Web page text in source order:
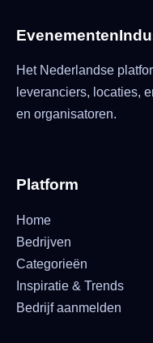
Het Nederlandse
leveranciers, locaties,
en organisatoren.
Platform
Home
Bedrijven
Categorieën
Inspiratie & Trends
Bedrijf aanmelden